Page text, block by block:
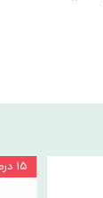
۱۵ درصد